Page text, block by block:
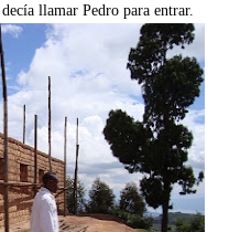
llamar Pedro para entrar.